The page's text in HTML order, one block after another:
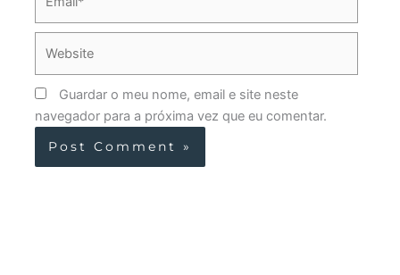
Guardar o meu nome, email e site neste
navegador para a próxima vez que eu comentar.